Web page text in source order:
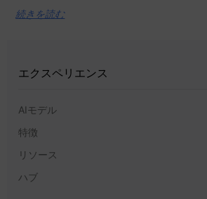
続きを読む
エクスペリエンス
AIモデル
特徴
リソース
ハブ